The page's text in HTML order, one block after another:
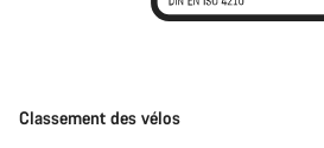
Classement des vélos